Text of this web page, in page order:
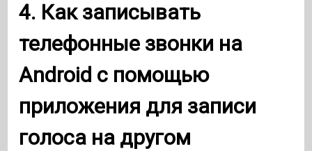
4. Как записывать
телефонные звонки на
Android с помощью
приложения для записи
голоса на другом